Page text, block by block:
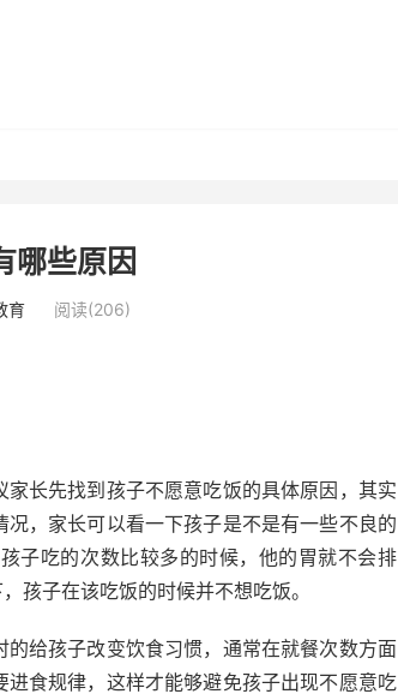
哪些原因
育 阅读(206)
长先找到孩子不愿意吃饭的具体原因，其实
，家长可以看一下孩子是不是有一些不良的
子吃的次数比较多的时候，他的胃就不会排
孩子在该吃饭的时候并不想吃饭。
给孩子改变饮食习惯，通常在就餐次数方面
食规律，这样才能够避免孩子出现不愿意吃